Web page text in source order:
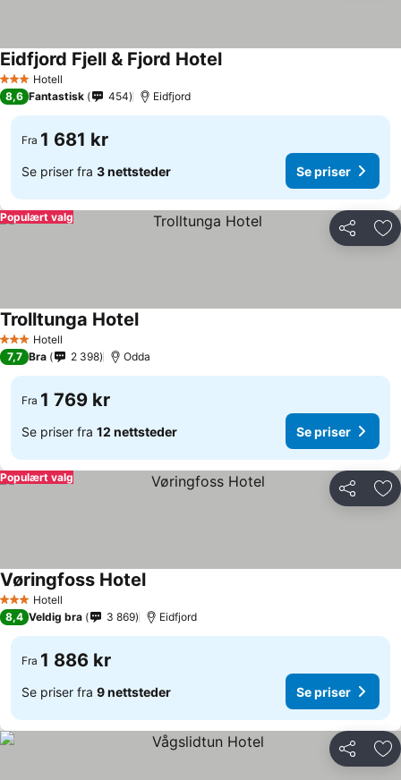
3 StjernerHotell
Eidfjord Fjell & Fjord Hotel
8,6 Fantastisk 454 Eidfjord
Fra 1 681 kr
Se priser fra 3 nettsteder Se priser
Del
Populært valg
3 StjernerHotell
Trolltunga Hotel
7,7 Bra 2 398 Odda
Fra 1 769 kr
Se priser fra 12 nettsteder Se priser
Del
Populært valg
3 StjernerHotell
Vøringfoss Hotel
8,4 Veldig bra 3 869 Eidfjord
Fra 1 886 kr
Se priser fra 9 nettsteder Se priser
Del